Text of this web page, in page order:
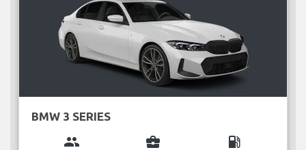
BMW 3 SERIES
group business_center local_gas_station